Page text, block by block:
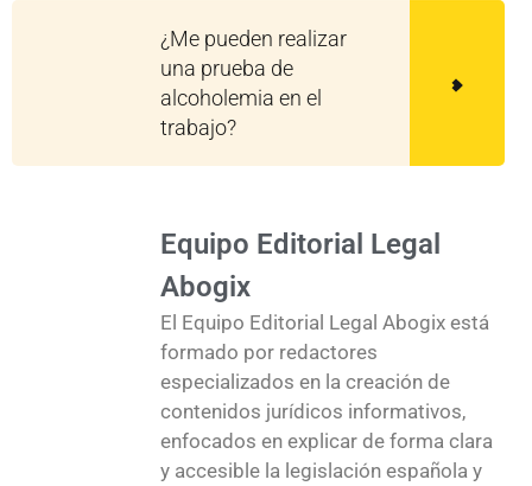
¿Me pueden realizar
una prueba de
alcoholemia en el
trabajo?
Equipo Editorial Legal
Abogix
El Equipo Editorial Legal Abogix está
formado por redactores
especializados en la creación de
contenidos jurídicos informativos,
enfocados en explicar de forma clara
y accesible la legislación española y